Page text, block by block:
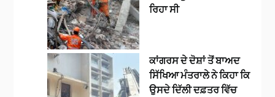
ਰਿਹਾ ਸੀ
ਕਾਂਗਰਸ ਦੇ ਦੋਸ਼ਾਂ ਤੋਂ ਬਾਅਦ
ਸਿੱਖਿਆ ਮੰਤਰਾਲੇ ਨੇ ਕਿਹਾ ਕਿ
ਉਸਦੇ ਦਿੱਲੀ ਦਫ਼ਤਰ ਵਿੱਚ